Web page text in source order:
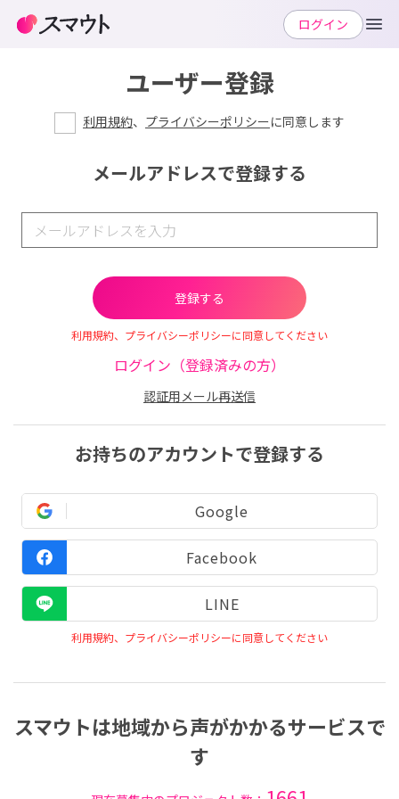
ユーザー登録
利用規約、 プライバシーポリシーに同意します
メールアドレスで登録する
利用規約、プライバシーポリシーに同意してください
ログイン（登録済みの方）
認証用メール再送信
お持ちのアカウントで登録する
Google
Facebook
LINE
利用規約、プライバシーポリシーに同意してください
スマウトは地域から声がかかるサービスで
す
ログイン